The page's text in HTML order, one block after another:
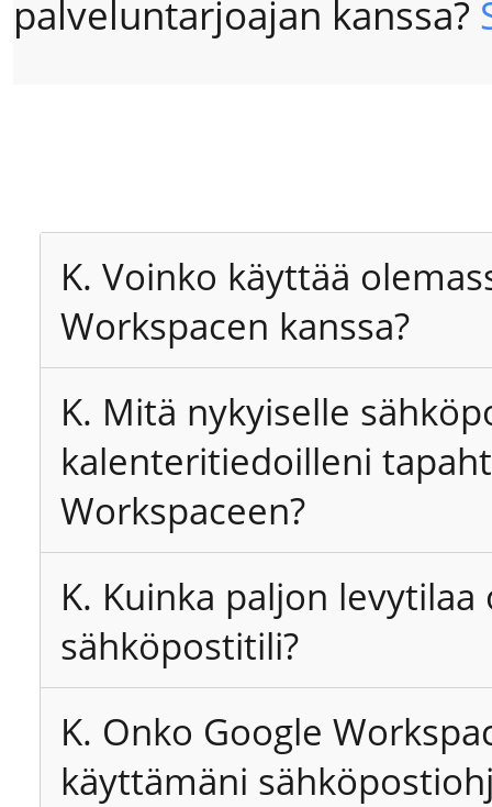
palveluntarjoajan kanssa?
K. Voinko käyttää
Workspacen kanssa?
K. Mitä nykyiselle
kalenteritiedoilleni
Workspaceen?
K. Kuinka paljon
sähköpostitili?
K. Onko Google
käyttämäni